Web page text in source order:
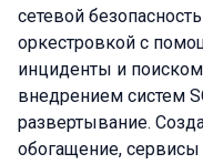
сетевой
оркестровкой с
инциденты и поиском
внедрением систем
развертывание.
обогащение,